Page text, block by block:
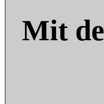
Mit